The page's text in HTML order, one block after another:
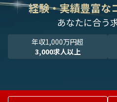
経験・実績豊富な
あなたに合う
年収1,000万円超
3,000求人以上